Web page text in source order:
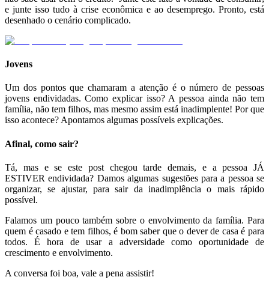
e junte isso tudo à crise econômica e ao desemprego. Pronto, está
desenhado o cenário complicado.
Jovens
Um dos pontos que chamaram a atenção é o número de pessoas
jovens endividadas. Como explicar isso? A pessoa ainda não tem
família, não tem filhos, mas mesmo assim está inadimplente! Por que
isso acontece? Apontamos algumas possíveis explicações.
Afinal, como sair?
Tá, mas e se este post chegou tarde demais, e a pessoa JÁ
ESTIVER endividada? Damos algumas sugestões para a pessoa se
organizar, se ajustar, para sair da inadimplência o mais rápido
possível.
Falamos um pouco também sobre o envolvimento da família. Para
quem é casado e tem filhos, é bom saber que o dever de casa é para
todos. É hora de usar a adversidade como oportunidade de
crescimento e envolvimento.
A conversa foi boa, vale a pena assistir!